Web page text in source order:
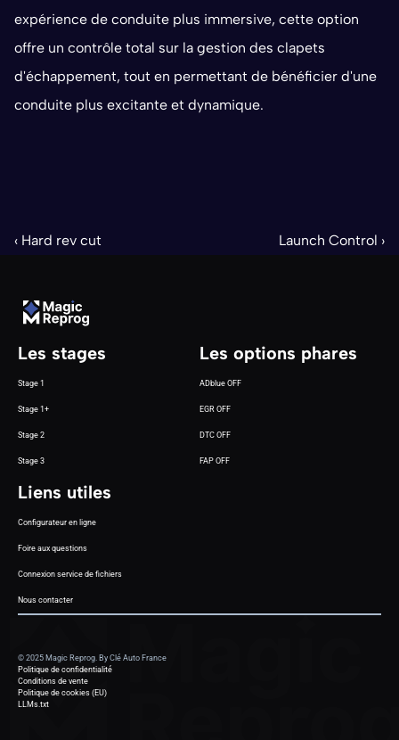
expérience de conduite plus immersive, cette option
offre un contrôle total sur la gestion des clapets
d'échappement, tout en permettant de bénéficier d'une
conduite plus excitante et dynamique.
‹ Hard rev cut Launch Control ›
Les stages
Stage 1
Stage 1+
Stage 2
Stage 3
Les options phares
ADblue OFF
EGR OFF
DTC OFF
FAP OFF
Liens utiles
Configurateur en ligne
Foire aux questions
Connexion service de fichiers
Nous contacter
© 2025 Magic Reprog. By Clé Auto France
Politique de confidentialité
Conditions de vente
Politique de cookies (EU)
LLMs.txt